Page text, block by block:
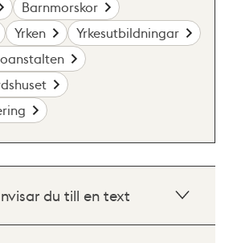
Barnmorskor
Yrken
Yrkesutbildningar
du till en text